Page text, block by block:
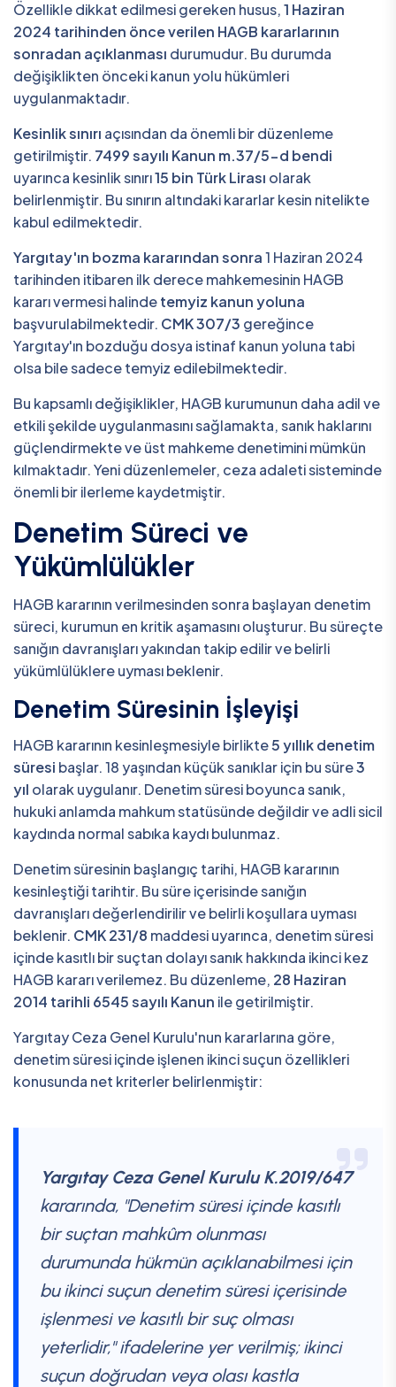
Özellikle dikkat edilmesi gereken husus,1 Haziran
2024 tarihinden önce verilen HAGB kararlarının
sonradan açıklanması durumudur. Bu durumda
değişiklikten önceki kanun yolu hükümleri
uygulanmaktadır.
Kesinlik sınırı açısından da önemli bir düzenleme
getirilmiştir. 7499 sayılı Kanun m.37/5-d bendi
uyarınca kesinlik sınırı15 bin Türk Lirası olarak
belirlenmiştir. Bu sınırın altındaki kararlar kesin nitelikte
kabul edilmektedir.
Yargıtay'ın bozma kararından sonra1 Haziran 2024
tarihinden itibaren ilk derece mahkemesinin HAGB
kararı vermesi halindetemyiz kanun yoluna
başvurulabilmektedir. CMK 307/3 gereğince
Yargıtay'ın bozduğu dosya istinaf kanun yoluna tabi
olsa bile sadece temyiz edilebilmektedir.
Bu kapsamlı değişiklikler, HAGB kurumunun daha adil ve
etkili şekilde uygulanmasını sağlamakta, sanık haklarını
güçlendirmekte ve üst mahkeme denetimini mümkün
kılmaktadır. Yeni düzenlemeler, ceza adaleti sisteminde
önemli bir ilerleme kaydetmiştir.
Denetim Süreci ve
Yükümlülükler
HAGB kararının verilmesinden sonra başlayan denetim
süreci, kurumun en kritik aşamasını oluşturur. Bu süreçte
sanığın davranışları yakından takip edilir ve belirli
yükümlülüklere uyması beklenir.
Denetim Süresinin İşleyişi
HAGB kararının kesinleşmesiyle birlikte5 yıllık denetim
süresi başlar. 18 yaşından küçük sanıklar için bu süre3
yıl olarak uygulanır. Denetim süresi boyunca sanık,
hukuki anlamda mahkum statüsünde değildir ve adli sicil
kaydında normal sabıka kaydı bulunmaz.
Denetim süresinin başlangıç tarihi, HAGB kararının
kesinleştiği tarihtir. Bu süre içerisinde sanığın
davranışları değerlendirilir ve belirli koşullara uyması
beklenir. CMK 231/8 maddesi uyarınca, denetim süresi
içinde kasıtlı bir suçtan dolayı sanık hakkında ikinci kez
HAGB kararı verilemez. Bu düzenleme, 28 Haziran
2014 tarihli 6545 sayılı Kanun ile getirilmiştir.
Yargıtay Ceza Genel Kurulu'nun kararlarına göre,
denetim süresi içinde işlenen ikinci suçun özellikleri
konusunda net kriterler belirlenmiştir:
Yargıtay Ceza Genel Kurulu K.2019/647
kararında, "Denetim süresi içinde kasıtlı
bir suçtan mahkûm olunması
durumunda hükmün açıklanabilmesi için
bu ikinci suçun denetim süresi içerisinde
işlenmesi ve kasıtlı bir suç olması
yeterlidir," ifadelerine yer verilmiş; ikinci
suçun doğrudan veya olası kastla